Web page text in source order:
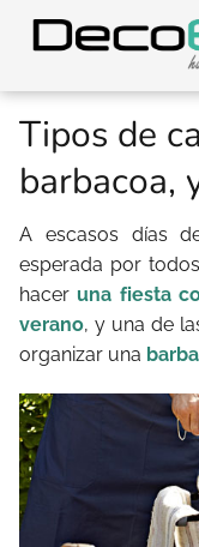
Tipos de
barbacoa,
A escasos días
esperada por
hacer una fiesta
verano, y una de
organizar una